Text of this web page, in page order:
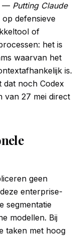
— Putting Claude
defensieve
of
het is
waarvan het
is.
dat noch Codex
van 27 mei direct
geen
enterprise-
segmentatie
modellen. Bij
taken met hoog